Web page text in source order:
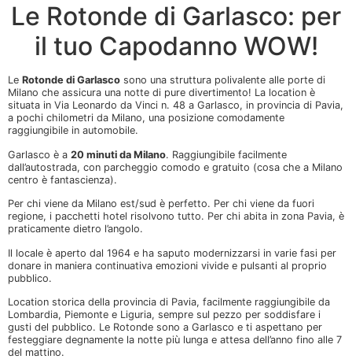
Le Rotonde di Garlasco: per
il tuo Capodanno WOW!
Le Rotonde di Garlasco sono una struttura polivalente alle porte di
Milano che assicura una notte di pure divertimento! La location è
situata in Via Leonardo da Vinci n. 48 a Garlasco, in provincia di Pavia,
a pochi chilometri da Milano, una posizione comodamente
raggiungibile in automobile.
Garlasco è a 20 minuti da Milano. Raggiungibile facilmente
dall’autostrada, con parcheggio comodo e gratuito (cosa che a Milano
centro è fantascienza).
Per chi viene da Milano est/sud è perfetto. Per chi viene da fuori
regione, i pacchetti hotel risolvono tutto. Per chi abita in zona Pavia, è
praticamente dietro l’angolo.
Il locale è aperto dal 1964 e ha saputo modernizzarsi in varie fasi per
donare in maniera continuativa emozioni vivide e pulsanti al proprio
pubblico.
Location storica della provincia di Pavia, facilmente raggiungibile da
Lombardia, Piemonte e Liguria, sempre sul pezzo per soddisfare i
gusti del pubblico. Le Rotonde sono a Garlasco e ti aspettano per
festeggiare degnamente la notte più lunga e attesa dell’anno fino alle 7
del mattino.